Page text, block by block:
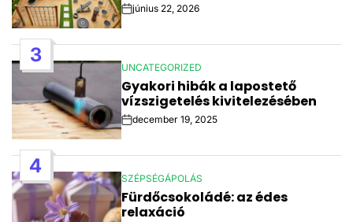
Post
Date
június 22, 2026
3
POSTED
IN
UNCATEGORIZED
Gyakori hibák a lapostető
vízszigetelés kivitelezésében
Post
Date
december 19, 2025
4
POSTED
IN
SZÉPSÉGÁPOLÁS
Fürdőcsokoládé: az édes
relaxáció